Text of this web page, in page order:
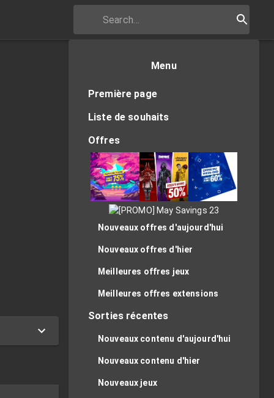
Menu
Première page
Liste de souhaits
Offres
Nouveaux offres d'aujourd'hui
Nouveaux offres d'hier
Meilleures offres jeux
Meilleures offres extensions
Sorties récentes
Nouveaux contenu d'aujourd'hui
Nouveaux contenu d'hier
Nouveaux jeux